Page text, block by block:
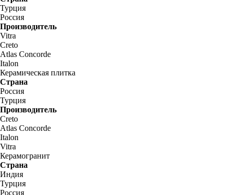
Турция
Россия
Производитель
Vitra
Creto
Atlas Concorde
Italon
Керамическая плитка
Страна
Россия
Турция
Производитель
Creto
Atlas Concorde
Italon
Vitra
Керамогранит
Страна
Индия
Турция
Россия